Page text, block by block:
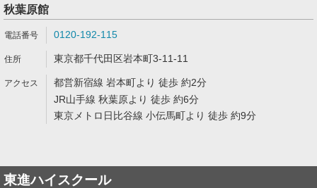
秋葉原館
0120-192-115
東京都千代田区岩本町3-11-11
都営新宿線 岩本町より 徒歩 約2分
JR山手線 秋葉原より 徒歩 約6分
東京メトロ日比谷線 小伝馬町より 徒歩 約9分
東進ハイスクール